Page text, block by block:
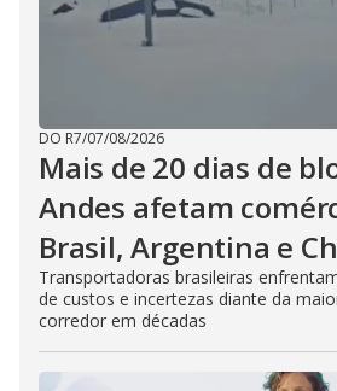
DO R7/07/08/2026
Mais de 20 dias de
Andes afetam
Brasil, Argentina e
Transportadoras brasileiras
de custos e incertezas diante da
corredor em décadas